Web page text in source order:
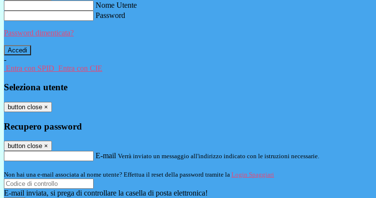
Nome Utente
Password
Password dimenticata?
-
Entra con SPID Entra con CIE
Seleziona utente
button close ×
Recupero password
button close ×
E-mail Verrà inviato un messaggio all'indirizzo indicato con le istruzioni necessarie.
Non hai una e-mail associata al nome utente? Effettua il reset della password tramite la Login Spaggiari
E-mail inviata, si prega di controllare la casella di posta elettronica!